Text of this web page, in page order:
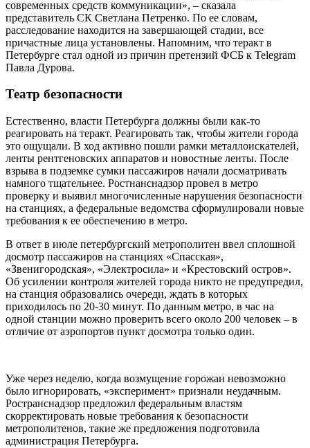
современных средств коммуникации», – сказала
представитель СК Светлана Петренко. По ее словам,
расследование находится на завершающей стадии, все
причастные лица установлены. Напомним, что теракт в
Петербурге стал одной из причин претензий ФСБ к Telegram
Павла Дурова.
Театр безопасности
Естественно, власти Петербурга должны были как-то
реагировать на теракт. Реагировать так, чтобы жители города
это ощущали. В ход активно пошли рамки металлоискателей,
ленты рентгеновских аппаратов и новостные ленты. После
взрыва в подземке сумки пассажиров начали досматривать
намного тщательнее. Ростнанснадзор провел в метро
проверку и выявил многочисленные нарушения безопасности
на станциях, а федеральные ведомства сформулировали новые
требования к ее обеспечению в метро.
В ответ в июле петербургский метрополитен ввел сплошной
досмотр пассажиров на станциях «Спасская»,
«Звенигородская», «Электросила» и «Крестовский остров».
Об усилении контроля жителей города никто не предупредил,
на станция образовались очереди, ждать в которых
приходилось по 20-30 минут. По данным метро, в час на
одной станции можно проверить всего около 200 человек – в
отличие от аэропортов пункт досмотра только один.
Уже через неделю, когда возмущение горожан невозможно
было игнорировать, «эксперимент» признали неудачным.
Ространснадзор предложил федеральным властям
скорректировать новые требования к безопасности
метрополитенов, такие же предложения подготовила
администрация Петербурга.